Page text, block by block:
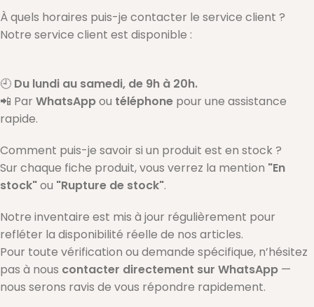
À quels horaires puis-je contacter le service client ?
Notre service client est disponible :
🕘 Du lundi au samedi, de 9h à 20h.
📲 Par WhatsAppou téléphone pour une assistance
rapide.
Comment puis-je savoir si un produit est en stock ?
Sur chaque fiche produit, vous verrez la mention "En
stock"ou "Rupture de stock".
Notre inventaire est mis à jour régulièrement pour
refléter la disponibilité réelle de nos articles.
Pour toute vérification ou demande spécifique, n’hésitez
pas à nous contacter directement sur WhatsApp —
nous serons ravis de vous répondre rapidement.